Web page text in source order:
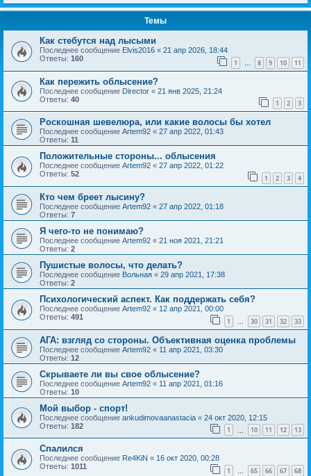
Темы
Как стебутся над лысыми
Последнее сообщение Elvis2016 « 21 апр 2026, 18:44
Ответы: 160 1 … 8 9 10 11
Как пережить облысение?
Последнее сообщение Director « 21 янв 2025, 21:24
Ответы: 40 1 2 3
Роскошная шевелюра, или какие волосы бы хотел
Последнее сообщение Artem92 « 27 апр 2022, 01:43
Ответы: 11
Положительные стороны... облысения
Последнее сообщение Artem92 « 27 апр 2022, 01:22
Ответы: 52 1 2 3 4
Кто чем бреет лысину?
Последнее сообщение Artem92 « 27 апр 2022, 01:18
Ответы: 7
Я чего-то не понимаю?
Последнее сообщение Artem92 « 21 ноя 2021, 21:21
Ответы: 2
Пушистые волосы, что делать?
Последнее сообщение Вольная « 29 апр 2021, 17:38
Ответы: 2
Психологический аспект. Как поддержать себя?
Последнее сообщение Artem92 « 12 апр 2021, 00:00
Ответы: 491 1 … 30 31 32 33
АГА: взгляд со стороны. Объективная оценка проблемы
Последнее сообщение Artem92 « 11 апр 2021, 03:30
Ответы: 12
Скрываете ли вы свое облысение?
Последнее сообщение Artem92 « 11 апр 2021, 01:16
Ответы: 10
Мой выбор - спорт!
Последнее сообщение ankudimovaanastacia « 24 окт 2020, 12:15
Ответы: 182 1 10 11 12 13
Спалился
Последнее сообщение Re4KiN « 16 окт 2020, 00:28
Ответы: 1011 1 … 65 66 67 68